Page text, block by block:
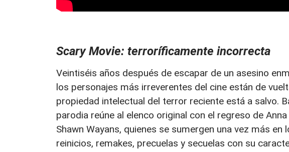
Scary Movie: terroríficamente incorrecta
Veintiséis años después de escapar de un asesino
los personajes más irreverentes del cine están de
propiedad intelectual del terror reciente está a salvo.
parodia reúne al elenco original con el regreso de
Shawn Wayans, quienes se sumergen una vez más
reinicios, remakes, precuelas y secuelas con su